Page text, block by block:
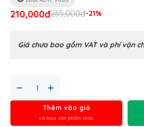
210,000đ265,000đ-21%
Giá chưa bao gồm VAT và phí vận
Thêm vào giỏ
và mua sản phẩm khác